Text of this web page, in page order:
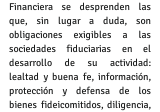
Financiera se desprenden las
que, sin lugar a duda, son
obligaciones exigibles a las
sociedades fiduciarias en el
desarrollo de su actividad:
lealtad y buena fe, información,
protección y defensa de los
bienes fideicomitidos, diligencia,